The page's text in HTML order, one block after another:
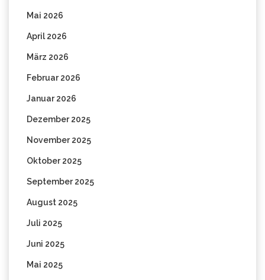
Mai 2026
April 2026
März 2026
Februar 2026
Januar 2026
Dezember 2025
November 2025
Oktober 2025
September 2025
August 2025
Juli 2025
Juni 2025
Mai 2025